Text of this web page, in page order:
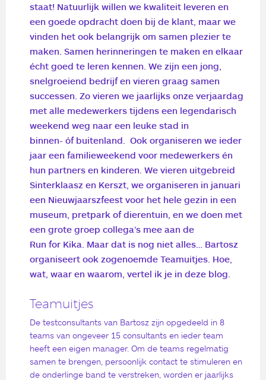
staat! Natuurlijk willen we kwaliteit leveren en
een goede opdracht doen bij de klant, maar we
vinden het ook belangrijk om samen plezier te
maken. Samen herinneringen te maken en elkaar
écht goed te leren kennen. We zijn een jong,
snelgroeiend bedrijf en vieren graag samen
successen. Zo vieren we jaarlijks onze verjaardag
met alle medewerkers tijdens een legendarisch
weekend weg naar een leuke stad in
binnen- óf buitenland . Ook organiseren we ieder
jaar een familieweekend voor medewerkers én
hun partners en kinderen. We vieren uitgebreid
Sinterklaasz en Kerszt, we organiseren in januari
een Nieuwjaarszfeest voor het hele gezin in een
museum, pretpark of dierentuin, en we doen met
een grote groep collega’s mee aan de
Run for Kika . Maar dat is nog niet alles… Bartosz
organiseert ook zogenoemde Teamuitjes. Hoe,
wat, waar en waarom, vertel ik je in deze blog.
Teamuitjes
De testconsultants van Bartosz zijn opgedeeld in 8
teams van ongeveer 15 consultants en ieder team
heeft een eigen manager. Om de teams regelmatig
samen te brengen, persoonlijk contact te stimuleren en
de onderlinge band te verstreken, worden er jaarlijks